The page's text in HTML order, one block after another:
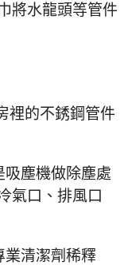
將水龍頭等管件
裡的不銹鋼管件
吸塵機做除塵處
氣口、排風口
業清潔劑稀釋